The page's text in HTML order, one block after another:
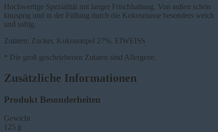
Hochwertige Spezialität mit langer Frischhaltung. Von außen schön
knusprig und in der Füllung durch die Kokosmasse besonders weich
und saftig.
Zutaten: Zucker, Kokosraspel 27%, EIWEISS
* Die groß geschriebenen Zutaten sind Allergene.
Zusätzliche Informationen
Produkt Besonderheiten
Gewicht
125 g